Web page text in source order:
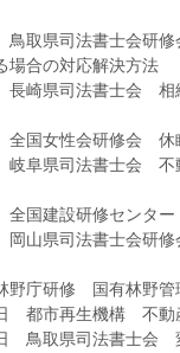
取県司法書士会研
場合の対応解決方法
崎県司法書士会 相
国女性会研修会 休
阜県司法書士会 不
国建設研修センタ
山県司法書士会研
庁研修 国有林野管
都市再生機構 不動
鳥取県司法書士会